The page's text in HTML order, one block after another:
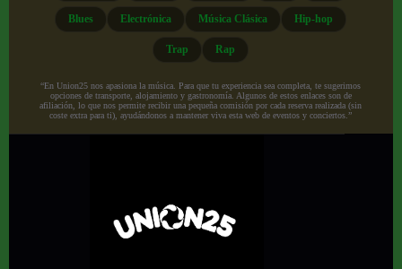
Blues Electrónica Música Clásica Hip-hop
Trap Rap
“En Union25 nos apasiona la música. Para que tu experiencia sea completa, te sugerimos
opciones de transporte, alojamiento y gastronomía. Algunos de estos enlaces son de
afiliación, lo que nos permite recibir una pequeña comisión por cada reserva realizada (sin
coste extra para ti), ayudándonos a mantener viva esta web de eventos y conciertos.”